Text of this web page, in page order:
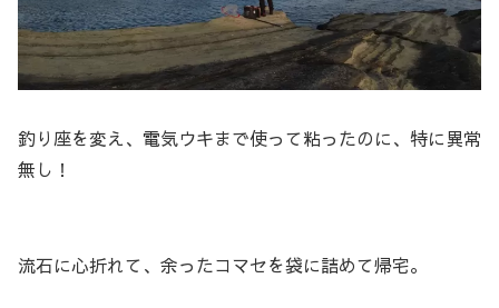
釣り座を変え、電気ウキまで使って粘ったのに、特に異常
無し！
流石に心折れて、余ったコマセを袋に詰めて帰宅。